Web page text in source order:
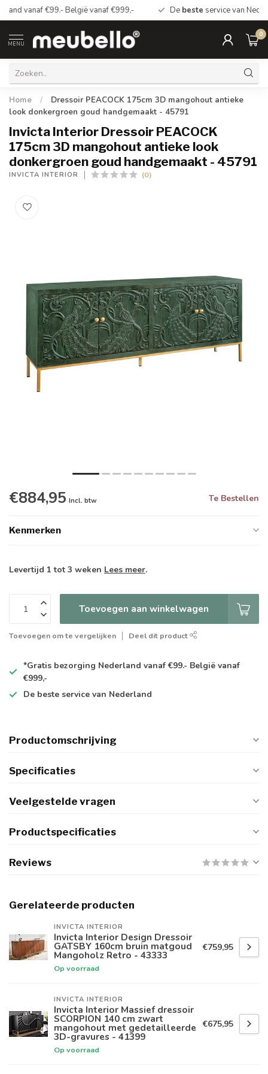
*Gratisbezorging Nederland vanaf €99.- België vanaf €999,-
MENU
0
Home /
Dressoir PEACOCK 175cm 3D mangohout antieke
look donkergroen goud handgemaakt - 45791
Invicta Interior Dressoir PEACOCK
175cm 3D mangohout antieke look
donkergroen goud handgemaakt - 45791
INVICTA INTERIOR (0)
€884,95 Incl. btw Te Bestellen
Kenmerken
Levertijd 1 tot 3 weken Lees meer.
Toevoegen aan winkelwagen
Toevoegen om te vergelijken Deel dit product
*Gratis bezorging Nederland vanaf €99.- België vanaf
€999,-
De beste service van Nederland
Productomschrijving
Specificaties
Veelgestelde vragen
Productspecificaties
Reviews
Gerelateerde producten
INVICTA INTERIOR
Invicta Interior Design Dressoir
GATSBY 160cm bruin matgoud
Mangoholz Retro - 43333
Op voorraad
€759,95
INVICTA INTERIOR
Invicta Interior Massief dressoir
SCORPION 140 cm zwart
mangohout met gedetailleerde
3D-gravures - 41399
Op voorraad
€675,95